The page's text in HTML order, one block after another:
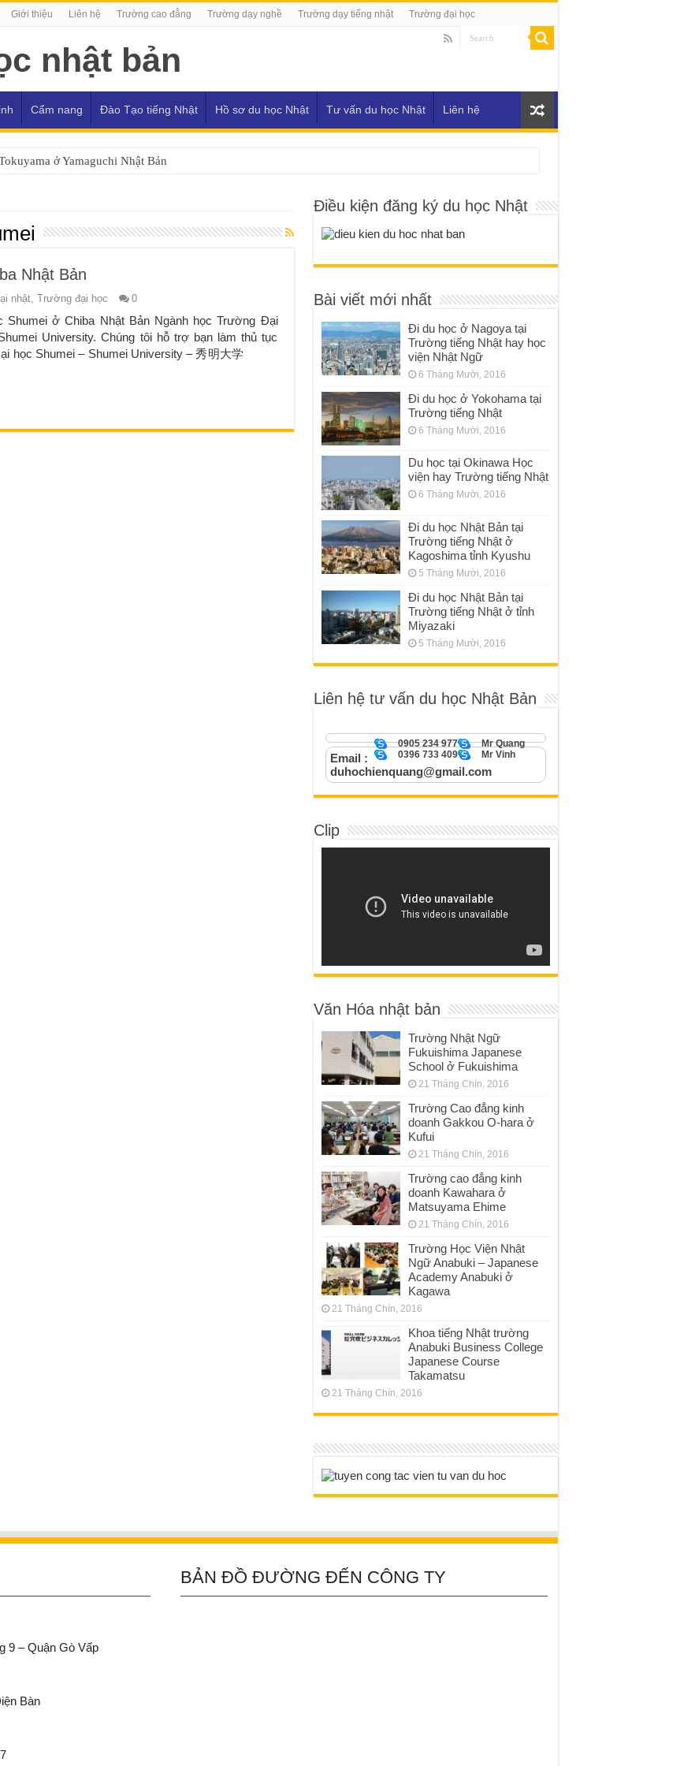
Giới thiệu Liên hệ Trường cao đẳng Trường dạy nghề Trường dạy tiếng nhật Trường đại học
Cẩm nang Đào Tạo tiếng Nhật Hồ sơ du học Nhật Tư vấn du học Nhật Liên hệ
ở Yamaguchi Nhật Bản
Nhật Bản
nhật, Trường đại học 0
Shumei ở Chiba Nhật Bản Ngành học Trường Đại
University. Chúng tôi hỗ trợ bạn làm thủ tục
học Shumei – Shumei University – 秀明大学
Điều kiện đăng ký du học Nhật
Bài viết mới nhất
Đi du học ở Nagoya tại
Trường tiếng Nhật hay học
viện Nhật Ngữ
6 Tháng Mười, 2016
Đi du học ở Yokohama tại
Trường tiếng Nhật
6 Tháng Mười, 2016
Du học tại Okinawa Học
viện hay Trường tiếng Nhật
6 Tháng Mười, 2016
Đi du học Nhật Bản tại
Trường tiếng Nhật ở
Kagoshima tỉnh Kyushu
5 Tháng Mười, 2016
Đi du học Nhật Bản tại
Trường tiếng Nhật ở tỉnh
Miyazaki
5 Tháng Mười, 2016
Liên hệ tư vấn du học Nhật Bản
Mr Quang
0905 234 977
Mr Vinh
0396 733 409
Email :
duhochienquang@gmail.com
Clip
Văn Hóa nhật bản
Trường Nhật Ngữ
Fukuishima Japanese
School ở Fukuishima
21 Tháng Chín, 2016
Trường Cao đẳng kinh
doanh Gakkou O-hara ở
Kufui
21 Tháng Chín, 2016
Trường cao đẳng kinh
doanh Kawahara ở
Matsuyama Ehime
21 Tháng Chín, 2016
Trường Học Viện Nhật
Ngữ Anabuki – Japanese
Academy Anabuki ở
Kagawa
21 Tháng Chín, 2016
Khoa tiếng Nhật trường
Anabuki Business College
Japanese Course
Takamatsu
21 Tháng Chín, 2016
9 – Quận Gò Vấp
Bàn
BẢN ĐỒ ĐƯỜNG ĐẾN CÔNG TY